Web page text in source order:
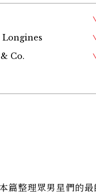
Longines
Co.
篇整理眾男星們的最